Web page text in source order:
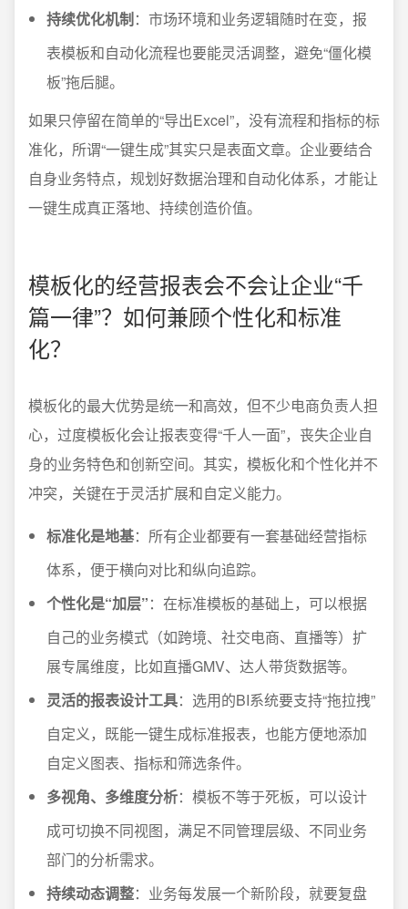
持续优化机制：市场环境和业务逻辑随时在变，报
表模板和自动化流程也要能灵活调整，避免“僵化模
板”拖后腿。
如果只停留在简单的“导出Excel”，没有流程和指标的标
准化，所谓“一键生成”其实只是表面文章。企业要结合
自身业务特点，规划好数据治理和自动化体系，才能让
一键生成真正落地、持续创造价值。
模板化的经营报表会不会让企业“千
篇一律”？如何兼顾个性化和标准
化？
模板化的最大优势是统一和高效，但不少电商负责人担
心，过度模板化会让报表变得“千人一面”，丧失企业自
身的业务特色和创新空间。其实，模板化和个性化并不
冲突，关键在于灵活扩展和自定义能力。
标准化是地基：所有企业都要有一套基础经营指标
体系，便于横向对比和纵向追踪。
个性化是“加层”：在标准模板的基础上，可以根据
自己的业务模式（如跨境、社交电商、直播等）扩
展专属维度，比如直播GMV、达人带货数据等。
灵活的报表设计工具：选用的BI系统要支持“拖拉拽”
自定义，既能一键生成标准报表，也能方便地添加
自定义图表、指标和筛选条件。
多视角、多维度分析：模板不等于死板，可以设计
成可切换不同视图，满足不同管理层级、不同业务
部门的分析需求。
持续动态调整：业务每发展一个新阶段，就要复盘